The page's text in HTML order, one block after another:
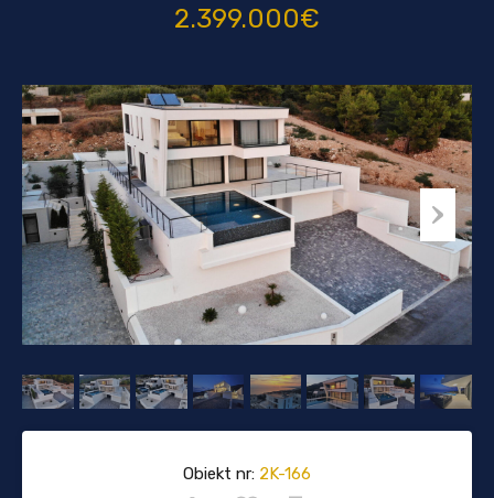
2.399.000€
Obiekt nr: 2K-166